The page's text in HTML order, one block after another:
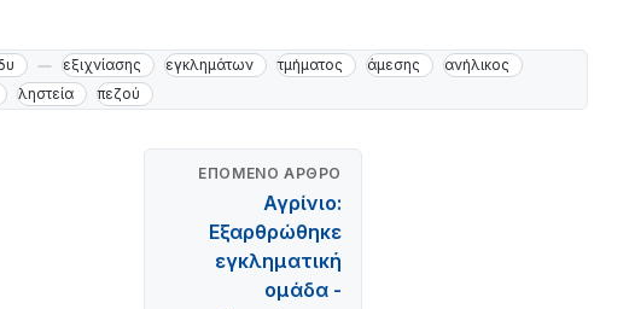
εξιχνίασης εγκλημάτων τμήματος άμεσης
ανήλικος
ληστεία πεζού
ΕΠΌΜΕΝΟ ΆΡΘΡΟ
Αγρίνιο:
Εξαρθρώθηκε
εγκληματική
ομάδα -